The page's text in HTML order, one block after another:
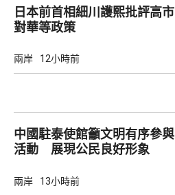
日本前首相細川護熙批評高市
對華等政策
兩岸 12小時前
中國駐泰使館籲文明有序參與
活動 展現公民良好形象
兩岸 13小時前